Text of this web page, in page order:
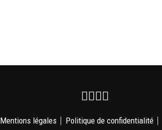
Facebook
Instagram
Youtube
Mentions légales Politique de confidentialité